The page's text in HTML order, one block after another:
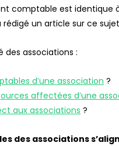
comptable est identique
un article sur ce
des associations :
d’une association ?
affectées d’une
aux associations ?
des associations